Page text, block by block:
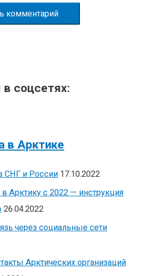
соцсетях:
в Арктике
СНГ и России 17.10.2022
в Арктику с 2022 — инструкция
26.04.2022
через социальные сети
Арктических организаций